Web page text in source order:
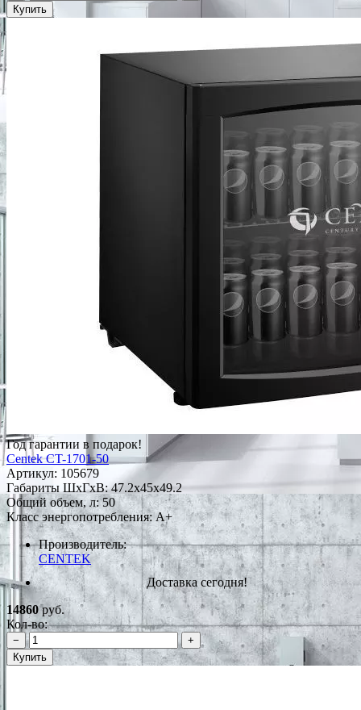
Купить
Год гарантии в подарок!
Centek CT-1701-50
Артикул: 105679
Габариты ШxГxВ: 47.2x45x49.2
Общий объем, л: 50
Класс энергопотребления: A+
Производитель:
CENTEK
Доставка сегодня!
14860руб.
Кол-во:
−
+
Купить